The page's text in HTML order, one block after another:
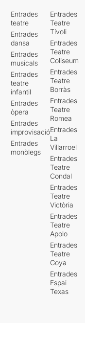
Entrades
teatre
Entrades
dansa
Entrades
musicals
Entrades
teatre
infantil
Entrades
òpera
Entrades
improvisació
Entrades
monòlegs
Entrades
Teatre
Tívoli
Entrades
Teatre
Coliseum
Entrades
Teatre
Borràs
Entrades
Teatre
Romea
Entrades
La
Villarroel
Entrades
Teatre
Condal
Entrades
Teatre
Victòria
Entrades
Teatre
Apolo
Entrades
Teatre
Goya
Entrades
Espai
Texas